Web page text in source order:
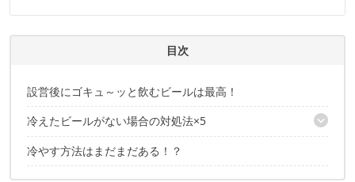
キバのプロフィール
目次
設営後にゴキュ～ッと飲むビールは最高！
冷えたビールがない場合の対処法×5
1つ目の方法： 川の水でビールを冷やす！
冷やす方法はまだまだある！？